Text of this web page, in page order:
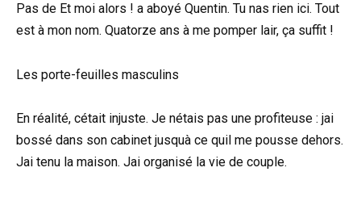
Pas de Et moi alors ! a aboyé Quentin. Tu nas rien ici. Tout
est à mon nom. Quatorze ans à me pomper lair, ça suffit !
Les porte-feuilles masculins
En réalité, cétait injuste. Je nétais pas une profiteuse : jai
bossé dans son cabinet jusquà ce quil me pousse dehors.
Jai tenu la maison. Jai organisé la vie de couple.